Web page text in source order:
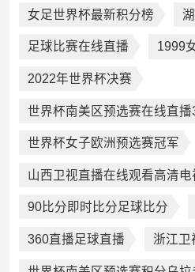
女足世界杯最新积分榜
足球比赛在线直播 1999
2022年世界杯决赛
世界杯南美区预选赛在线直播
世界杯女子欧洲预选赛冠军
山西卫视直播在线观看高清电
90比分即时比分足球比分
360直播足球直播 浙江卫